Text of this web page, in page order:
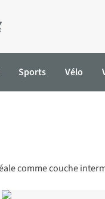
Shopping cart
Sports Vélo
comme couche